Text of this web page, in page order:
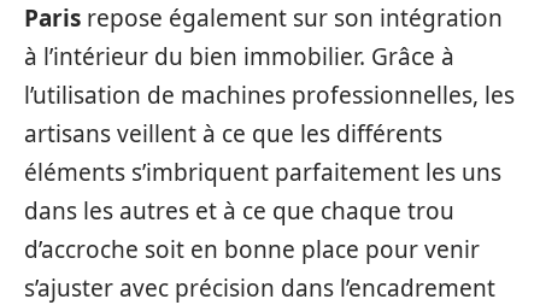
Paris repose également sur son intégration
à l’intérieur du bien immobilier. Grâce à
l’utilisation de machines professionnelles, les
artisans veillent à ce que les différents
éléments s’imbriquent parfaitement les uns
dans les autres et à ce que chaque trou
d’accroche soit en bonne place pour venir
s’ajuster avec précision dans l’encadrement